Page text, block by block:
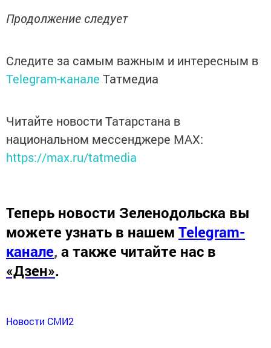
Продолжение следует
Следите за самым важным и интересным в
Telegram-канале Татмедиа
Читайте новости Татарстана в
национальном мессенджере MАХ:
https://max.ru/tatmedia
Теперь новости Зеленодольска вы
можете узнать в нашем Telegram-
канале, а также читайте нас в
«Дзен».
Новости СМИ2